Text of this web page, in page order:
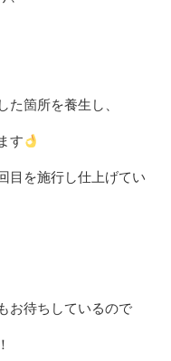
た箇所を養生し、
す
目を施行し仕上げてい
お待ちしているので